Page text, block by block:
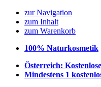
zur Navigation
zum Inhalt
zum Warenkorb
100% Naturkosmetik
Österreich:
Mindestens 1